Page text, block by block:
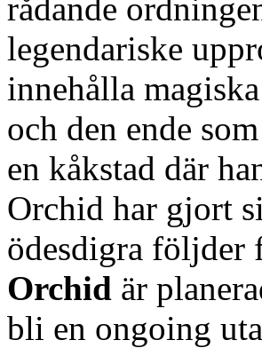
rådande
legendariske
innehålla
och den ende
en kåkstad där
Orchid har gjort
ödesdigra följder
Orchid är
bli en ongoing